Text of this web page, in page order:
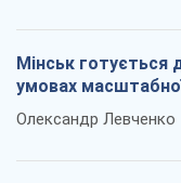
Мінськ готується
умовах
Олександр Левченко